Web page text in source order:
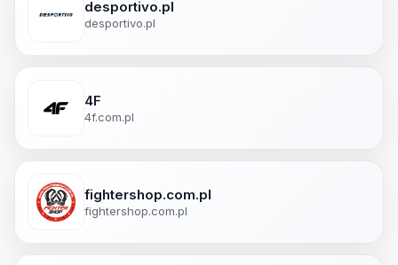
desportivo.pl
desportivo.pl
4F
4f.com.pl
fightershop.com.pl
fightershop.com.pl